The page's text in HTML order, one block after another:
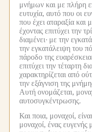
μνήμων και με πλήρη
ευτυχία, αυτό που οι
που έχει αταραξία και
έχοντας επιτύχει την
διαμένει· με την
την εγκατάλειψη του
πάροδο της
επιτύχει την τέταρτη
χαρακτηρίζεται από
την εξάγνιση της
Αυτή ονομάζεται,
αυτοσυγκέντρωσης.
Και ποια, μοναχοί,
μοναχοί, ένας ευγενής